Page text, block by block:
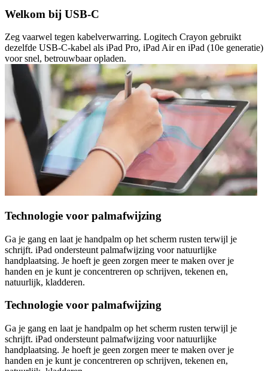
Welkom bij USB-C
Zeg vaarwel tegen kabelverwarring. Logitech Crayon gebruikt
dezelfde USB-C-kabel als iPad Pro, iPad Air en iPad (10e generatie)
voor snel, betrouwbaar opladen.
Technologie voor palmafwijzing
Ga je gang en laat je handpalm op het scherm rusten terwijl je
schrijft. iPad ondersteunt palmafwijzing voor natuurlijke
handplaatsing. Je hoeft je geen zorgen meer te maken over je
handen en je kunt je concentreren op schrijven, tekenen en,
natuurlijk, kladderen.
Technologie voor palmafwijzing
Ga je gang en laat je handpalm op het scherm rusten terwijl je
schrijft. iPad ondersteunt palmafwijzing voor natuurlijke
handplaatsing. Je hoeft je geen zorgen meer te maken over je
handen en je kunt je concentreren op schrijven, tekenen en,